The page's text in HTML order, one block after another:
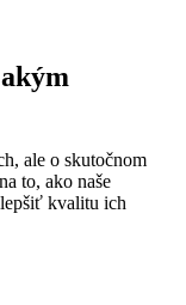
ale o skutočnom
to, ako naše
kvalitu ich